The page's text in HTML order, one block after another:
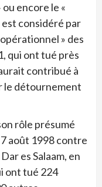
encore le «
considéré par
» des
qui ont tué près
contribué à
le détournement
rôle présumé
août 1998 contre
es Salaam, en
ont tué 224